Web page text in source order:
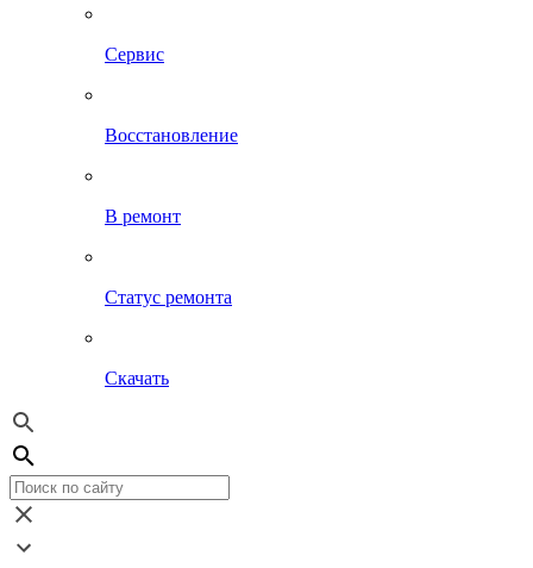
Сервис
Восстановление
В ремонт
Статус ремонта
Скачать